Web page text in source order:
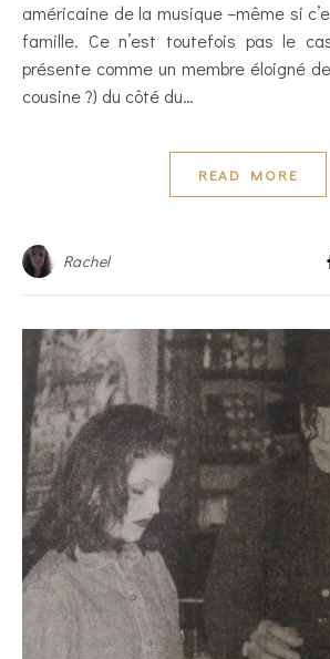
américaine de la musique –même si
famille. Ce n’est toutefois pas le
présente comme un membre éloigné
cousine ?) du côté du…
READ MORE
Rachel